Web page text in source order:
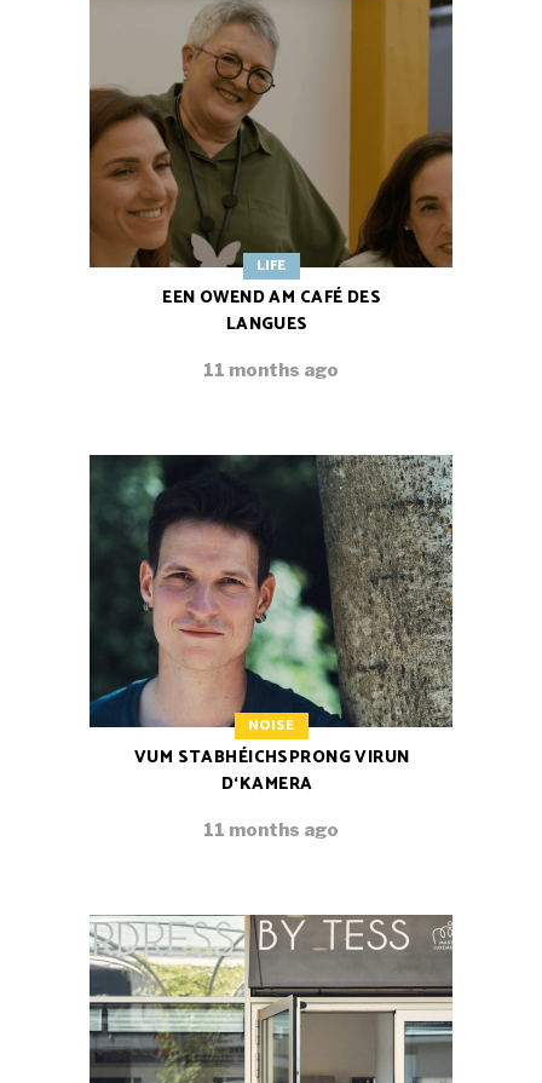
LIFE
EEN OWEND AM CAFÉ DES
LANGUES
11 months ago
NOISE
VUM STABHÉICHSPRONG VIRUN
D‘KAMERA
11 months ago